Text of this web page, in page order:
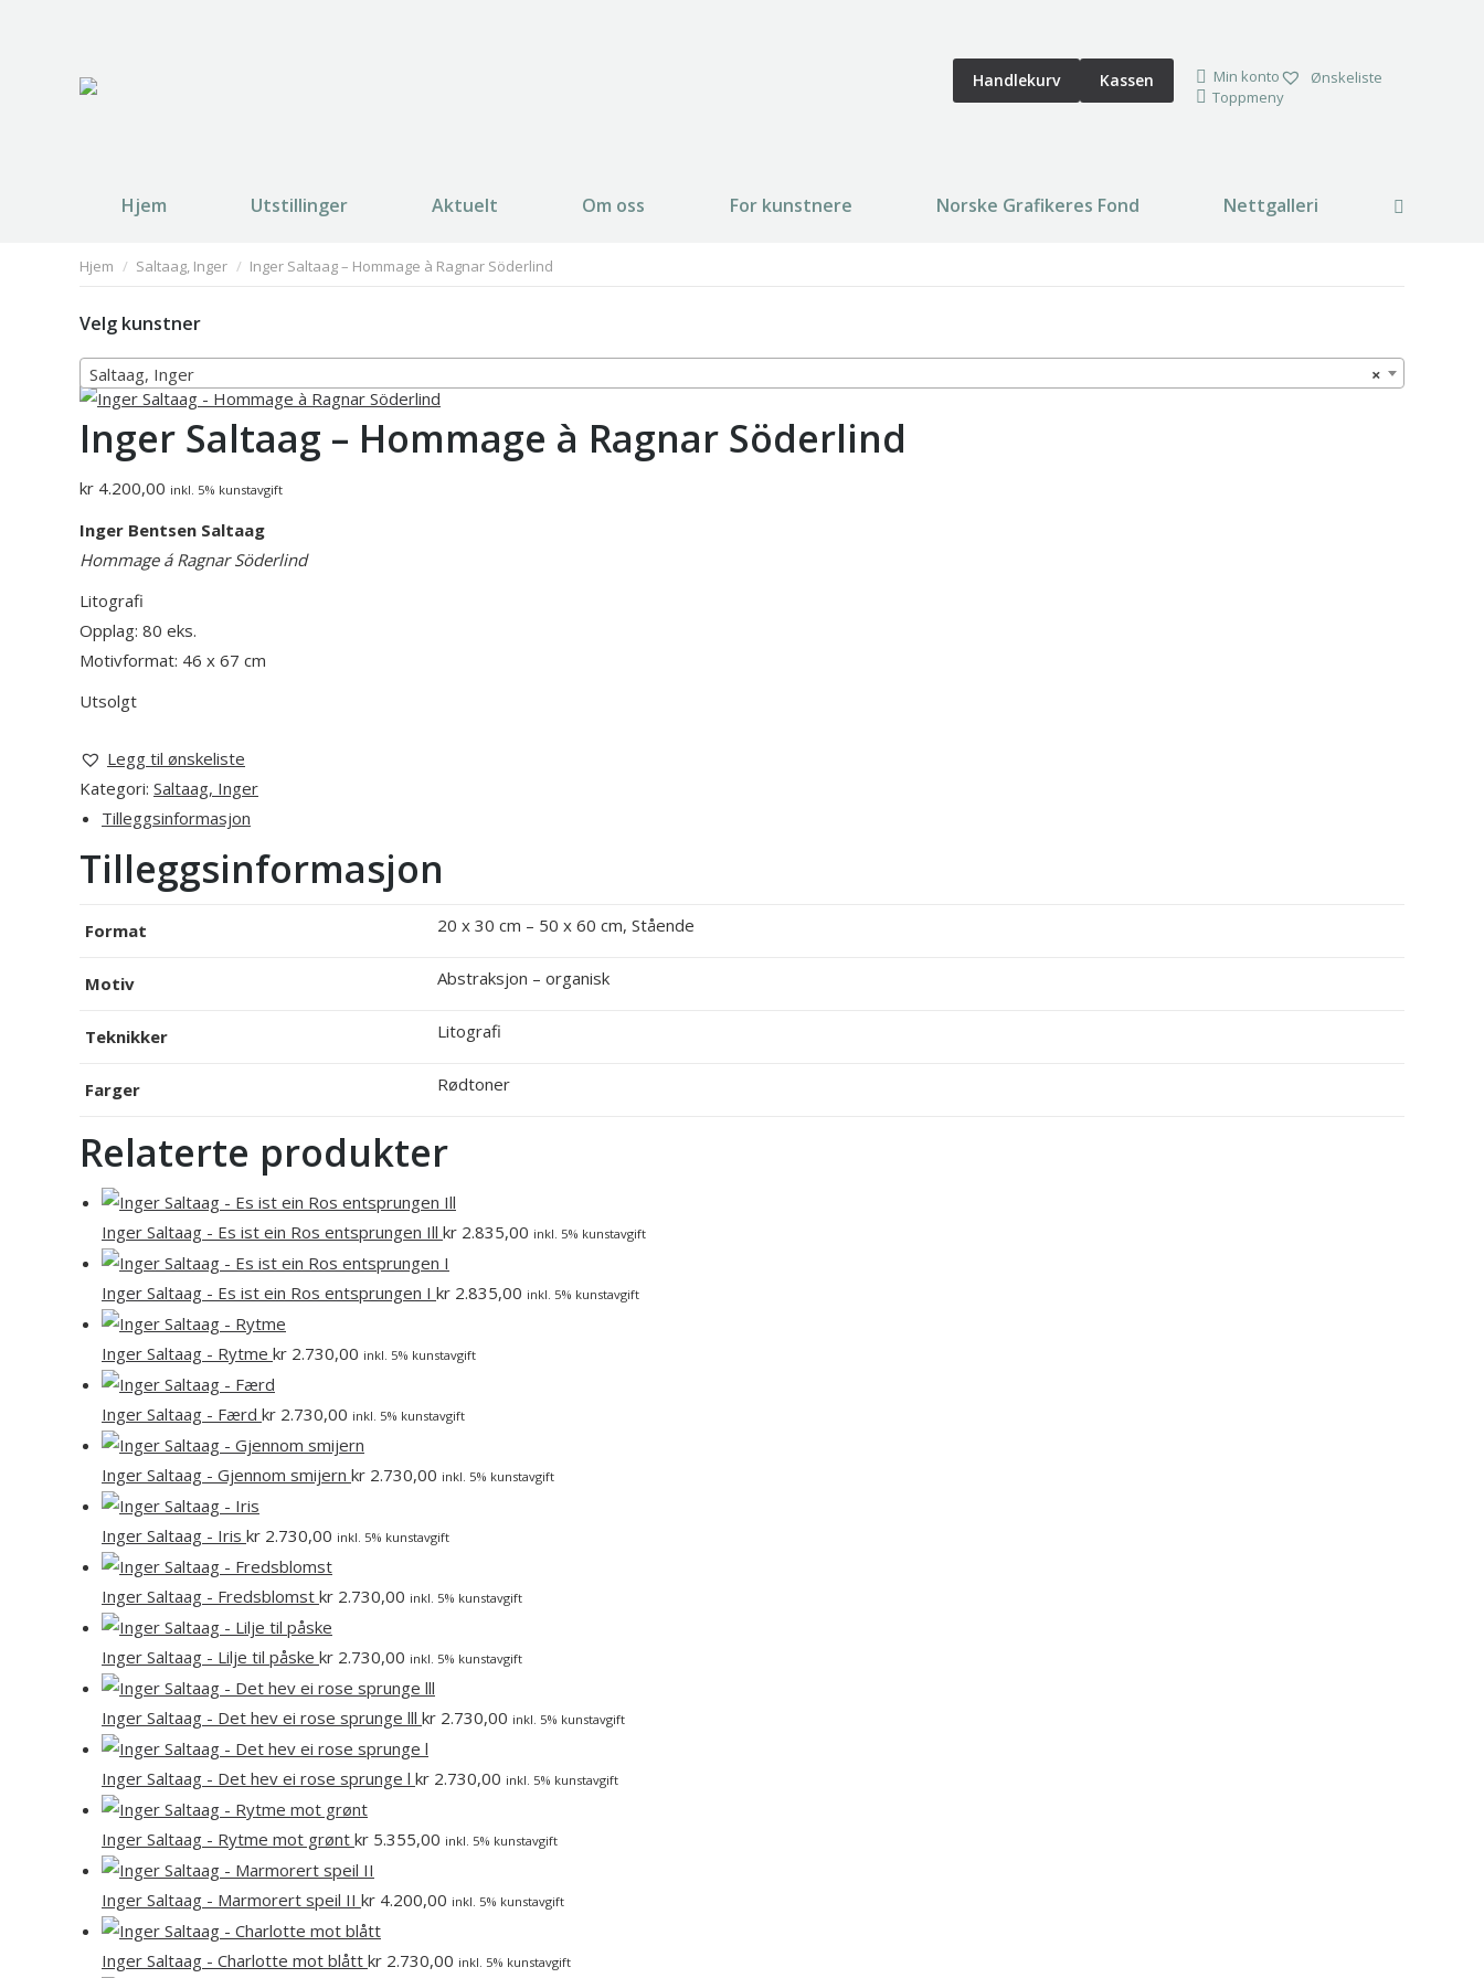
Handlekurv Kassen Min konto
Ønskeliste
Toppmeny
Hjem Utstillinger Aktuelt Om oss For kunstnere Norske Grafikeres Fond Nettgalleri Search:
You are here:
Hjem Saltaag, Inger Inger Saltaag – Hommage à Ragnar Söderlind
Velg kunstner
×
Saltaag, Inger
Inger Saltaag – Hommage à Ragnar Söderlind
kr 4.200,00 inkl. 5% kunstavgift
Inger Bentsen Saltaag
Hommage á Ragnar Söderlind
Litografi
Opplag: 80 eks.
Motivformat: 46 x 67 cm
Utsolgt
Legg til ønskeliste
Kategori: Saltaag, Inger
Tilleggsinformasjon
Tilleggsinformasjon
Format 20 x 30 cm – 50 x 60 cm, Stående
Motiv Abstraksjon – organisk
Teknikker Litografi
Farger Rødtoner
Relaterte produkter
Inger Saltaag - Es ist ein Ros entsprungen Ill kr 2.835,00 inkl. 5% kunstavgift
Inger Saltaag - Es ist ein Ros entsprungen I kr 2.835,00 inkl. 5% kunstavgift
Inger Saltaag - Rytme kr 2.730,00 inkl. 5% kunstavgift
Inger Saltaag - Færd kr 2.730,00 inkl. 5% kunstavgift
Inger Saltaag - Gjennom smijern kr 2.730,00 inkl. 5% kunstavgift
Inger Saltaag - Iris kr 2.730,00 inkl. 5% kunstavgift
Inger Saltaag - Fredsblomst kr 2.730,00 inkl. 5% kunstavgift
Inger Saltaag - Lilje til påske kr 2.730,00 inkl. 5% kunstavgift
Inger Saltaag - Det hev ei rose sprunge lll kr 2.730,00 inkl. 5% kunstavgift
Inger Saltaag - Det hev ei rose sprunge l kr 2.730,00 inkl. 5% kunstavgift
Inger Saltaag - Rytme mot grønt kr 5.355,00 inkl. 5% kunstavgift
Inger Saltaag - Marmorert speil II kr 4.200,00 inkl. 5% kunstavgift
Inger Saltaag - Charlotte mot blått kr 2.730,00 inkl. 5% kunstavgift